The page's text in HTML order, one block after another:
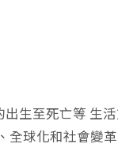
生至死亡等 生
球化和社會變